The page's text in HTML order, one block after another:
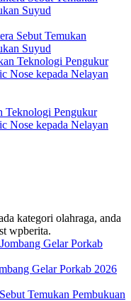
Sebut Temukan
Suyud
Pengukur
Nose kepada Nelayan
kategori olahraga, anda
wpberita.
Gelar Porkab 2026